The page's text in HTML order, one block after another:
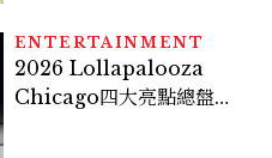
ENTERTAINMENT
2026 Lollapalooza
Chicago四大亮點總盤